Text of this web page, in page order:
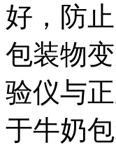
好，防
包装物
验仪与
于牛奶